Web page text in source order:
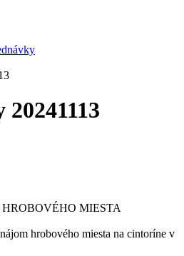
MIESTA
hrobového miesta na cintoríne v